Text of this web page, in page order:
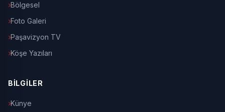
Bölgesel
Foto Galeri
Paşavizyon TV
Köşe Yazıları
BİLGİLER
Künye